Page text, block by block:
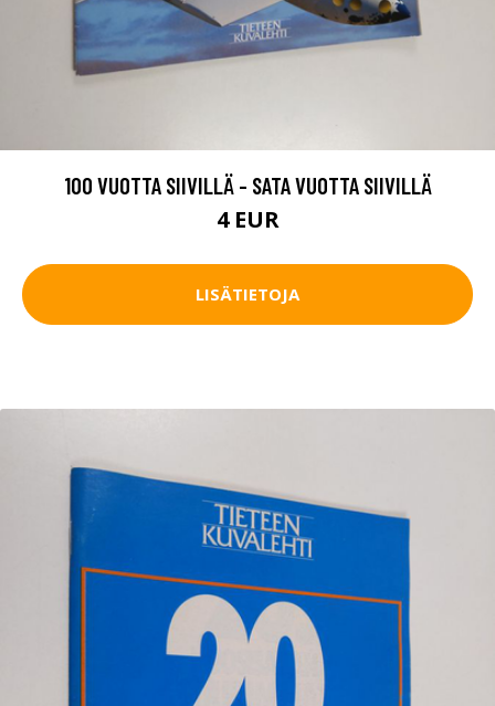
100 VUOTTA SIIVILLÄ - SATA VUOTTA SIIVILLÄ
4 EUR
LISÄTIETOJA